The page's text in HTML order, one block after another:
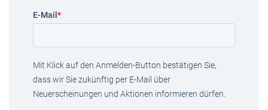
E-Mail *
Mit Klick auf den Anmelden-Button bestätigen Sie,
dass wir Sie zukünftig per E-Mail über
Neuerscheinungen und Aktionen informieren dürfen.